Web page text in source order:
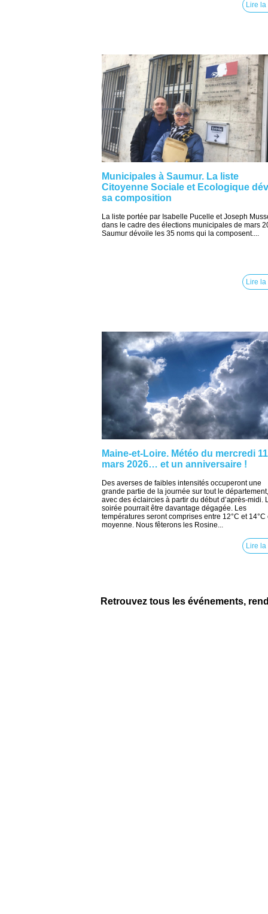
Lire la
Municipales à Saumur. La liste
Citoyenne Sociale et Ecologique
sa composition
La liste portée par Isabelle Pucelle et Joseph
dans le cadre des élections municipales de mars
Saumur dévoile les 35 noms qui la composent....
Lire la
Maine-et-Loire. Météo du mercredi 11
mars 2026… et un anniversaire !
Des averses de faibles intensités occuperont une
grande partie de la journée sur tout le département,
avec des éclaircies à partir du début d’après-midi.
soirée pourrait être davantage dégagée. Les
températures seront comprises entre 12°C et 14°C
moyenne. Nous fêterons les Rosine...
Lire la
Retrouvez tous les événements,